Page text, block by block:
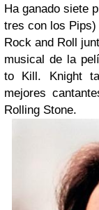
Ha ganado siete
tres con los Pips)
Rock and Roll
musical de la
to Kill. Knight
mejores
Rolling Stone.